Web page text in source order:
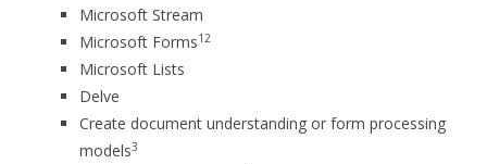
Microsoft Stream
Microsoft Forms12
Microsoft Lists
Delve
Create document understanding or form processing
models3